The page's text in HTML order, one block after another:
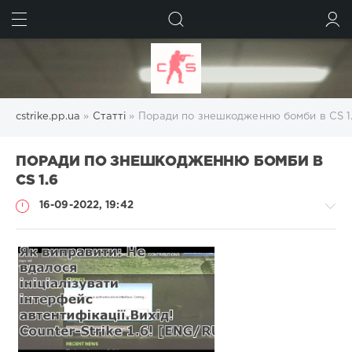
cstrike.pp.ua » Статті » Поради по знешкодженню бомби в CS
ПОРАДИ ПО ЗНЕШКОДЖЕННЮ БОМБИ В
CS 1.6
16-09-2022, 19:42
Статті
Administrator
1
293